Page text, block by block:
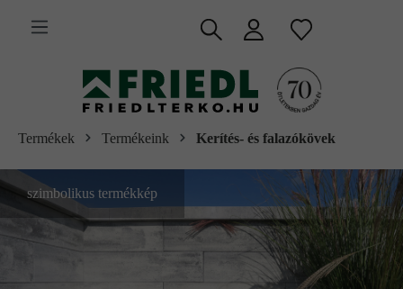
tartalomra
Termékek Termékeink Kerítés- és falazókövek
szimbolikus termékkép